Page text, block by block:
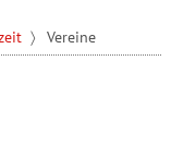
Vereine